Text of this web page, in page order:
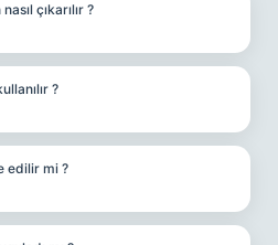
çıkarılır ?
?
edilir mi ?